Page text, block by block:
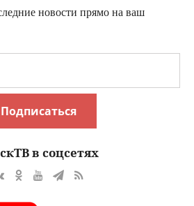
новости прямо на ваш
Подписаться
в соцсетях